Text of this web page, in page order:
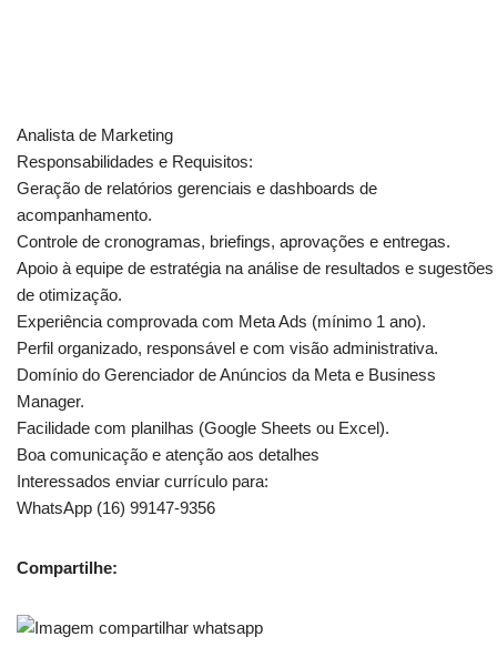
Analista de Marketing
Responsabilidades e Requisitos:
Geração de relatórios gerenciais e dashboards de
acompanhamento.
Controle de cronogramas, briefings, aprovações e entregas.
Apoio à equipe de estratégia na análise de resultados e sugestões
de otimização.
Experiência comprovada com Meta Ads (mínimo 1 ano).
Perfil organizado, responsável e com visão administrativa.
Domínio do Gerenciador de Anúncios da Meta e Business
Manager.
Facilidade com planilhas (Google Sheets ou Excel).
Boa comunicação e atenção aos detalhes
Interessados enviar currículo para:
WhatsApp (16) 99147-9356
Compartilhe: